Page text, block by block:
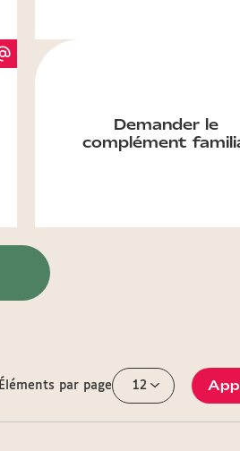
Demander le
complément
Éléments par page